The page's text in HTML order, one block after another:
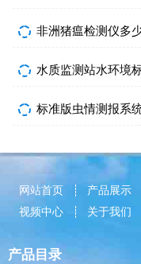
非洲猪瘟检测仪多
水质监测站水环境
标准版虫情测报系
网站首页 产品展示
视频中心
关于我们
产品目录